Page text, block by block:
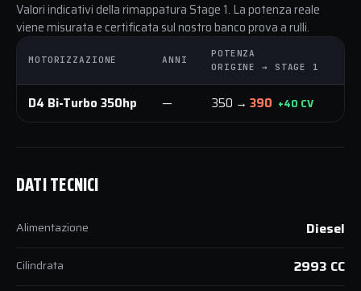
Valori indicativi della rimappatura Stage 1. La potenza reale
viene misurata e certificata sul nostro banco prova a rulli.
MOTORIZZAZIONE ANNI
POTENZA
ORIGINE → STAGE 1
D4 Bi-Turbo 350hp — 350 → 390 +40 CV
DATI TECNICI
Alimentazione Diesel
Cilindrata 2993 CC